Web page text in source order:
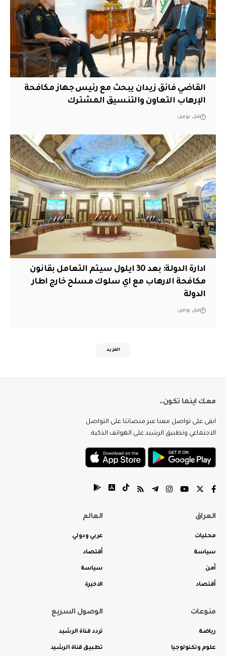
القاضي فائق زيدان يبحث مع رئيس جهاز مكافحة
الإرهاب التعاون والتنسيق المشترك
قبل يومين
ادارة الدولة: بعد 30 ايلول سيتم التعامل بقانون
مكافحة الارهاب مع اي سلوك مسلح خارج اطار
الدولة
قبل يومين
المزيد
معك اينما تكون..
ابقى على تواصل معنا عبر منصاتنا على التواصل
الاجتماعي وتطبيق الرشيد على الهواتف الذكية.
العراق
محليات
سياسة
أمن
أقتصاد
العالم
عربي ودولي
أقتصاد
سياسة
الاخيرة
منوعات
رياضة
علوم وتكنولوجيا
الوصول السريع
تردد قناة الرشيد
تطبيق قناة الرشيد